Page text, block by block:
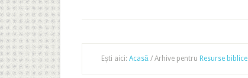
Ești aici: Acasă / Arhive pentru Resurse biblice